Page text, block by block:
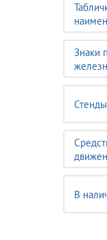
Знаки
Стенды
В